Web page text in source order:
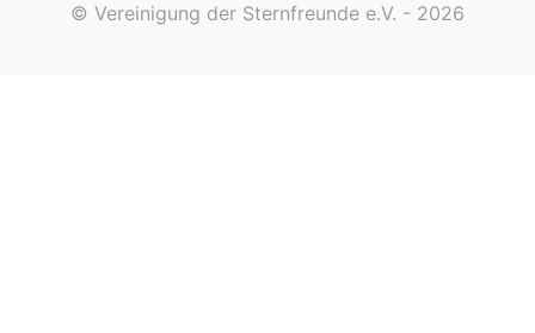
© Vereinigung der Sternfreunde e.V. - 2026